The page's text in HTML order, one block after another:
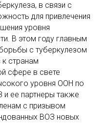
в связи с
для привлечения
уровня
В этом году главным
с туберкулезом
к странам
сфере в свете
уровня ООН по
ее партнеры также
с призывом
ВОЗ новых